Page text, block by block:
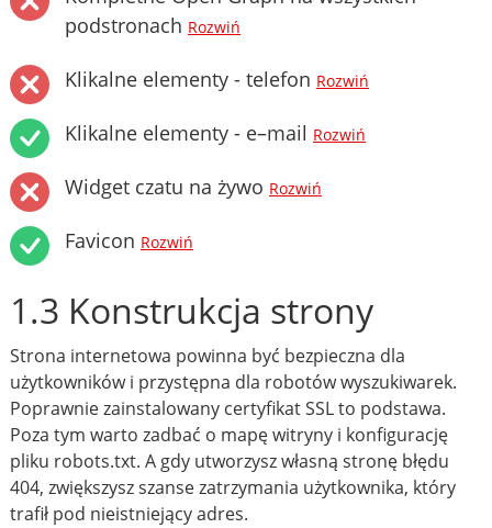
podstronach Rozwiń
Klikalne elementy - telefon Rozwiń
Klikalne elementy - e–mail Rozwiń
Widget czatu na żywo Rozwiń
Favicon Rozwiń
1.3 Konstrukcja strony
Strona internetowa powinna być bezpieczna dla
użytkowników i przystępna dla robotów wyszukiwarek.
Poprawnie zainstalowany certyfikat SSL to podstawa.
Poza tym warto zadbać o mapę witryny i konfigurację
pliku robots.txt. A gdy utworzysz własną stronę błędu
404, zwiększysz szanse zatrzymania użytkownika, który
trafił pod nieistniejący adres.